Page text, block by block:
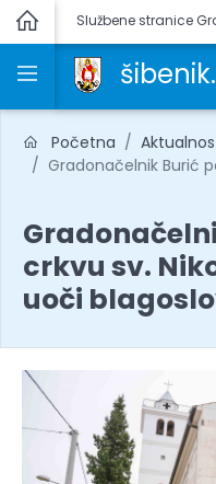
Službene stranice
Početna
Gradonačelnik Burić
crkvu sv.
uoči